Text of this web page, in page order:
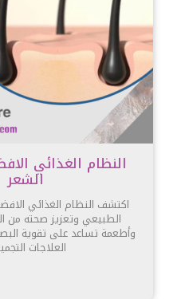
النظام الغذائي
الشعر
اكتشف النظام الغذائي
الطبيعي وتعزيز صحته من
وأطعمة تساعد على تقوية
العلاجات